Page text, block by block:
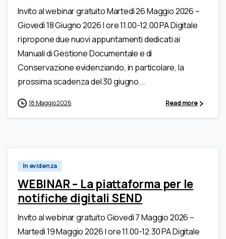
Invito al webinar gratuito Martedì 26 Maggio 2026 –
Giovedì 18 Giugno 2026 | ore 11.00-12.00 PA Digitale
ripropone due nuovi appuntamenti dedicati ai
Manuali di Gestione Documentale e di
Conservazione evidenziando, in particolare, la
prossima scadenza del 30 giugno...
18 Maggio 2026 Read more
In evidenza
WEBINAR – La piattaforma per le
notifiche digitali SEND
Invito al webinar gratuito Giovedì 7 Maggio 2026 –
Martedì 19 Maggio 2026 | ore 11.00-12.30 PA Digitale